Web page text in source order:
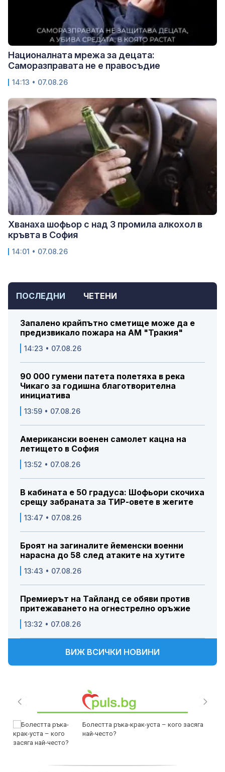
ПОСЛЕДНИ ЧЕТЕНИ
Запалено крайпътно сметище може да е
предизвикало пожара на АМ "Тракия"
14:23 • 07.08.26
90 000 гумени патета полетяха в река
Чикаго за годишна благотворителна
инициатива
13:59 • 07.08.26
Американски военен самолет кацна на
летището в София
13:52 • 07.08.26
В кабината е 50 градуса: Шофьори скочиха
срещу забраната за ТИР-овете в жегите
13:47 • 07.08.26
Броят на загиналите йеменски военни
нарасна до 58 след атаките на хутите
13:43 • 07.08.26
Премиерът на Тайланд се обяви против
притежаването на огнестрелно оръжие
13:32 • 07.08.26
ВИЖ ВСИЧКИ НОВИНИ
Болестта ръка-крак-уста – кого засяга
най-често?
Националната мрежа за децата:
Саморазправата не е правосъдие
14:13 • 07.08.26
Хванаха шофьор с над 3 промила алкохол в
кръвта в София
14:01 • 07.08.26